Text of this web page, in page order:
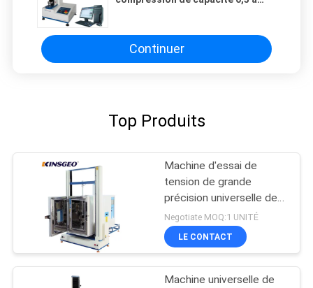
Continuer
Top Produits
Machine d'essai de
tension de grande
précision universelle de
la machine 2000KN
d'essai de Digital
Negotiate MOQ:1 UNITÉ
LE CONTACT
Machine universelle de